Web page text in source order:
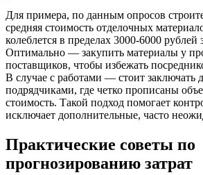
Для примера, по данным опросов
средняя стоимость отделочных
колеблется в пределах 3000-6000 рублей
Оптимально — закупить материалы у
поставщиков, чтобы избежать
В случае с работами — стоит заключать
подрядчиками, где четко прописаны
стоимость. Такой подход помогает
исключает дополнительные, часто
Практические советы по
прогнозированию затрат